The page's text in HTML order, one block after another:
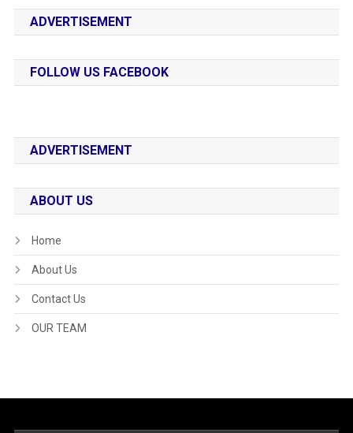
ADVERTISEMENT
FOLLOW US FACEBOOK
ADVERTISEMENT
ABOUT US
Home
About Us
Contact Us
OUR TEAM